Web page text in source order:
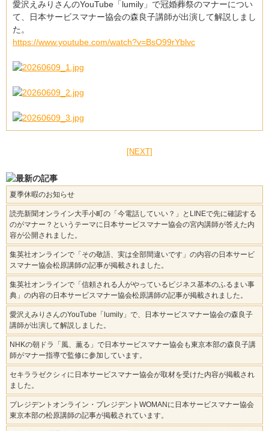
愛沢えみりさんのYouTube「lumily」で冠婚葬祭のマナーについ
て、日本サービスマナー協会の森良子講師が出演して解説しまし
た。
https://www.youtube.com/watch?v=BsO99rYblvc
[NEXT]
夏季休暇のお知らせ
読売新聞オンライン大手小町の「今電話していい？」とLINEで先に確認する
のがマナー？というテーマに日本サービスマナー協会の宮内講師が答えた内
容が公開されました。
集英社オンラインで「その敬語、実は全部間違いです」の内容の日本サービ
スマナー協会松原講師の記事が掲載されました。
集英社オンラインで「信頼される人がやっているビジネス基本のふるまい事
典」の内容の日本サービスマナー協会松原講師の記事が掲載されました。
愛沢えみりさんのYouTube「lumily」で、日本サービスマナー協会の森良子
講師が出演して解説しました。
NHKの朝ドラ「風、薫る」で日本サービスマナー協会も東京本部の森良子講
師がマナー指導で監修に参加しています。
セキララゼクシィに日本サービスマナー協会が取材を受けた内容が掲載され
ました。
プレジデントオンライン・プレジデントWOMANに日本サービスマナー協会
東京本部の松原講師の記事が掲載されています。